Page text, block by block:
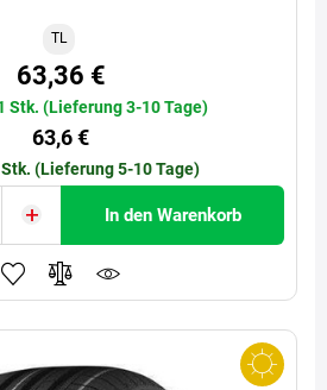
TL
63,36 €
Stk. (Lieferung 3-10 Tage)
63,6 €
(Lieferung 5-10 Tage)
In den Warenkorb